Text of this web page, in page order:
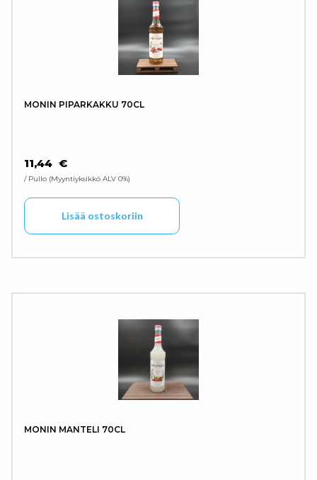
MONIN PIPARKAKKU 70CL
11,44 €
/ Pullo Myyntiyksikkö ALV 0%
Lisää ostoskoriin
MONIN MANTELI 70CL